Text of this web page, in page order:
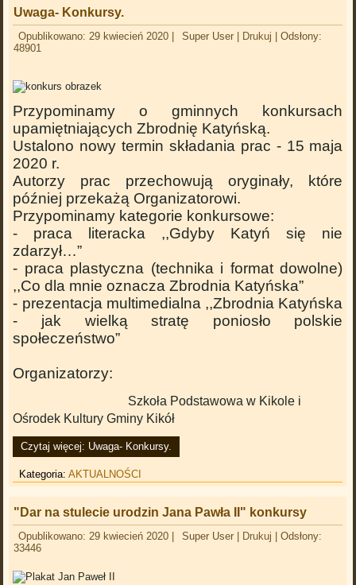
Uwaga- Konkursy.
Opublikowano: 29 kwiecień 2020 Super User Drukuj |Odsłony:
48901
Przypominamy o gminnych konkursach
upamiętniających Zbrodnię Katyńską.
Ustalono nowy termin składania prac - 15 maja
2020 r.
Autorzy prac przechowują oryginały, które
później przekażą Organizatorowi.
Przypominamy kategorie konkursowe:
- praca literacka ,,Gdyby Katyń się nie
zdarzył…”
- praca plastyczna (technika i format dowolne)
,,Co dla mnie oznacza Zbrodnia Katyńska”
- prezentacja multimedialna ,,Zbrodnia Katyńska
- jak wielką stratę poniosło polskie
społeczeństwo”
Organizatorzy:
Szkoła Podstawowa w Kikole i
Ośrodek Kultury Gminy Kikół
Czytaj więcej: Uwaga- Konkursy.
Kategoria:AKTUALNOŚCI
"Dar na stulecie urodzin Jana Pawła II" konkursy
Opublikowano: 29 kwiecień 2020 Super User Drukuj |Odsłony:
33446